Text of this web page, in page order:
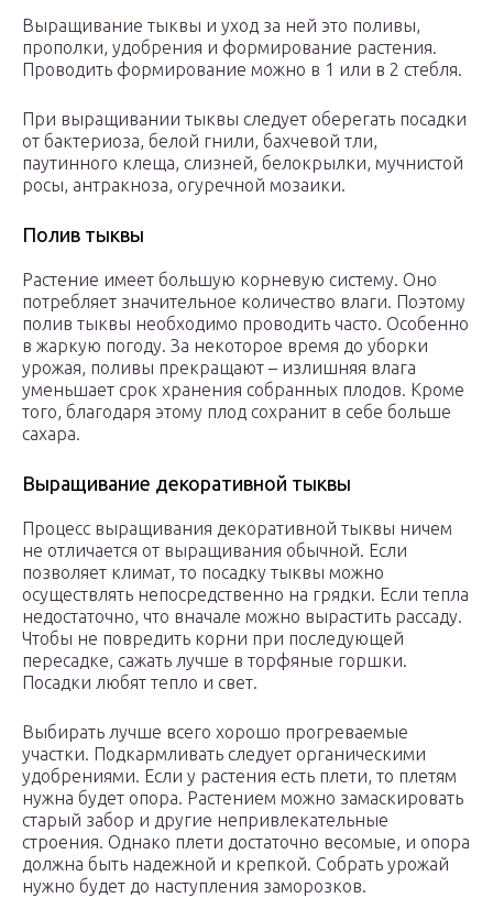
Выращивание тыквы и уход за ней это поливы,
прополки, удобрения и формирование растения.
Проводить формирование можно в 1 или в 2 стебля.
При выращивании тыквы следует оберегать посадки
от бактериоза, белой гнили, бахчевой тли,
паутинного клеща, слизней, белокрылки, мучнистой
росы, антракноза, огуречной мозаики.
Полив тыквы
Растение имеет большую корневую систему. Оно
потребляет значительное количество влаги. Поэтому
полив тыквы необходимо проводить часто. Особенно
в жаркую погоду. За некоторое время до уборки
урожая, поливы прекращают – излишняя влага
уменьшает срок хранения собранных плодов. Кроме
того, благодаря этому плод сохранит в себе больше
сахара.
Выращивание декоративной тыквы
Процесс выращивания декоративной тыквы ничем
не отличается от выращивания обычной. Если
позволяет климат, то посадку тыквы можно
осуществлять непосредственно на грядки. Если тепла
недостаточно, что вначале можно вырастить рассаду.
Чтобы не повредить корни при последующей
пересадке, сажать лучше в торфяные горшки.
Посадки любят тепло и свет.
Выбирать лучше всего хорошо прогреваемые
участки. Подкармливать следует органическими
удобрениями. Если у растения есть плети, то плетям
нужна будет опора. Растением можно замаскировать
старый забор и другие непривлекательные
строения. Однако плети достаточно весомые, и опора
должна быть надежной и крепкой. Собрать урожай
нужно будет до наступления заморозков.